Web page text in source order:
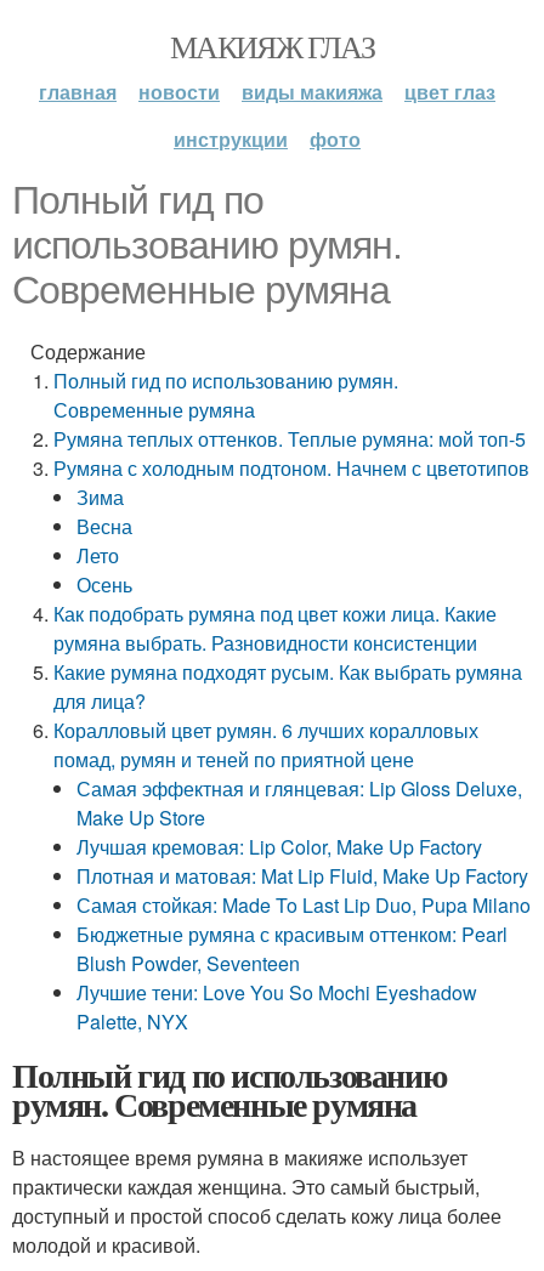
МАКИЯЖ ГЛАЗ
главная новости виды макияжа
цвет глаз
инструкции
фото
Полный гид по
использованию румян.
Современные румяна
Содержание
Полный гид по использованию румян.
Современные румяна
Румяна теплых оттенков. Теплые румяна: мой топ-5
Румяна с холодным подтоном. Начнем с цветотипов
Зима
Весна
Лето
Осень
Как подобрать румяна под цвет кожи лица. Какие
румяна выбрать. Разновидности консистенции
Какие румяна подходят русым. Как выбрать румяна
для лица?
Коралловый цвет румян. 6 лучших коралловых
помад, румян и теней по приятной цене
Самая эффектная и глянцевая: Lip Gloss Deluxe,
Make Up Store
Лучшая кремовая: Lip Color, Make Up Factory
Плотная и матовая: Mat Lip Fluid, Make Up Factory
Самая стойкая: Made To Last Lip Duo, Pupa Milano
Бюджетные румяна с красивым оттенком: Pearl
Blush Powder, Seventeen
Лучшие тени: Love You So Mochi Eyeshadow
Palette, NYX
Полный гид по использованию
румян. Современные румяна
В настоящее время румяна в макияже использует
практически каждая женщина. Это самый быстрый,
доступный и простой способ сделать кожу лица более
молодой и красивой.